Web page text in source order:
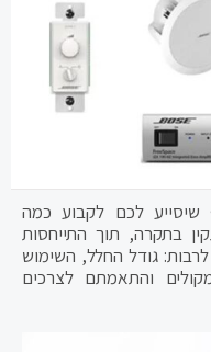
שיסייע לכם לקבוע כמה
בתקרה, תוך התייחסות
גודל החלל, השימוש
והתאמתם לצרכים